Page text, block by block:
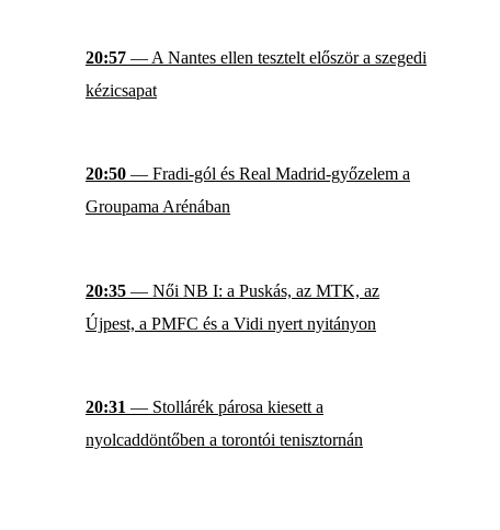
20:57 — A Nantes ellen tesztelt először a szegedi
kézicsapat
20:50 — Fradi-gól és Real Madrid-győzelem a
Groupama Arénában
20:35 — Női NB I: a Puskás, az MTK, az
Újpest, a PMFC és a Vidi nyert nyitányon
20:31 — Stollárék párosa kiesett a
nyolcaddöntőben a torontói tenisztornán